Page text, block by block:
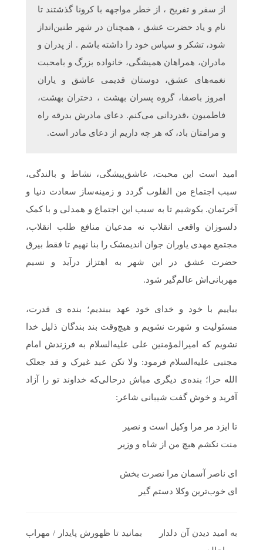
از سفر و تفریح ، از خطر مواجهه با کرونا گذشتند تا
نام و یاد حضرت عشق ، همچنان در شهر طنین‌انداز
شود، تشکر و سپاس خود را داشته باشم . از پدران و
مادران، همراهان همیشگی، خانواده بزرگ و بامحبت
نغمه‌های عشق، دوستان قدیمی عاشق و یاران
امروز باصفا، گروه پسران بهشت ، دختران بهشت،
فاطمیون ،قدردانی می‌کنم. دعای مادرش بدرقه راه
و مرامتان باد، که هر چه داریم از دعای مادر است.
امید است این محبت، عاشق‌پیشگی، نشاط و بالندگی،
سبب اجتماع من القلوب گردد و زمینه‌ساز سعادت دنیا و
آخرتمان. بکوشیم تا به سبب این اجتماع و همدلی و با کمک
دلسوزان واقعی انقلاب نه مدعیان منافع طلب انقلاب،
مجتمع مهدی یاوران جوان اندیمشک را بنا نهیم تا فقط بیرق
حضرت عشق در این شهر به اهتزاز درآید و نسیم
مهربانی‌اش عالم‌گیر شود.
بیاییم با خود و خدای خود عهد ببندیم؛ بنده ی قدرت،
مسئولیت و شهرت نشویم و هیچ‌وقت بند بندگان ذلیل خدا
نشویم که امیرالمؤمنین علی علیه‌السلام به فرزندش امام
مجتبی علیه‌السلام فرمود: ولا تکن عبد غیرک و قد جعلک
الله حرا؛ بنده‌ی دیگری مباش درحالی‌که خداوند تو را آزاد
آفرید و خوش گفت شیبانی شاعر:
تا ایزد مر مرا وکیل است و نصیر
منت نکشم هیچ من از شاه و وزیر
ای ناصر آسمان مرا نصرت بخش
ای خوب‌ترین وکلا دستم گیر
به امید دیدن آن دلدار بمانید تا ظهورش پایدار / مهراب